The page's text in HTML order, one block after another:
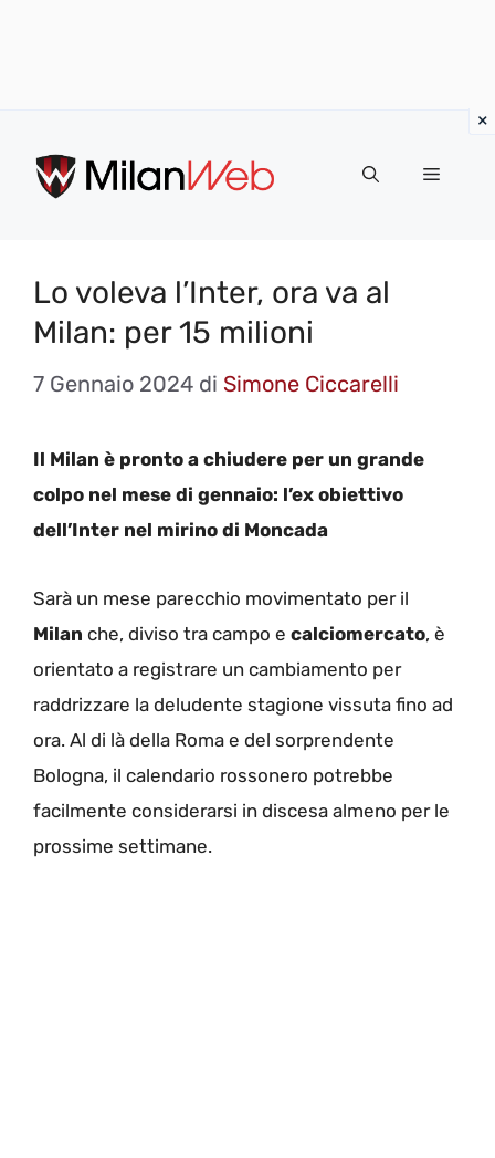
contenuto
MENU
Lo voleva l’Inter, ora va al
Milan: per 15 milioni
7 Gennaio 2024 di Simone Ciccarelli
Il Milan è pronto a chiudere per un grande
colpo nel mese di gennaio: l’ex obiettivo
dell’Inter nel mirino di Moncada
Sarà un mese parecchio movimentato per il
Milan che, diviso tra campo e calciomercato, è
orientato a registrare un cambiamento per
raddrizzare la deludente stagione vissuta fino ad
ora. Al di là della Roma e del sorprendente
Bologna, il calendario rossonero potrebbe
facilmente considerarsi in discesa almeno per le
prossime settimane.